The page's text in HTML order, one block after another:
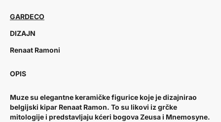
GARDECO
DIZAJN
Renaat Ramoni
OPIS
Muze su elegantne keramičke figurice koje je dizajnirao
belgijski kipar Renaat Ramon. To su likovi iz grčke
mitologije i predstavljaju kćeri bogova Zeusa i Mnemosyne.